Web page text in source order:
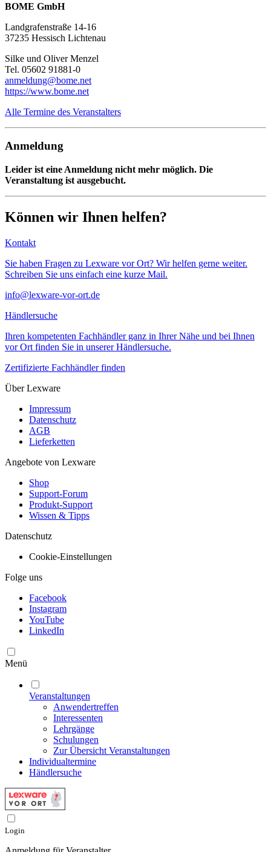
BOME GmbH
Landgrafenstraße 14-16
37235 Hessisch Lichtenau
Silke und Oliver Menzel
Tel. 05602 91881-0
anmeldung@bome.net
https://www.bome.net
Alle Termine des Veranstalters
Anmeldung
Leider ist eine Anmeldung nicht mehr möglich. Die
Veranstaltung ist ausgebucht.
Können wir Ihnen helfen?
Kontakt
Sie haben Fragen zu Lexware vor Ort? Wir helfen gerne weiter.
Schreiben Sie uns einfach eine kurze Mail.
info@lexware-vor-ort.de
Händlersuche
Ihren kompetenten Fachhändler ganz in Ihrer Nähe und bei Ihnen
vor Ort finden Sie in unserer Händlersuche.
Zertifizierte Fachhändler finden
Über Lexware
Impressum
Datenschutz
AGB
Lieferketten
Angebote von Lexware
Shop
Support-Forum
Produkt-Support
Wissen & Tipps
Datenschutz
Cookie-Einstellungen
Folge uns
Facebook
Instagram
YouTube
LinkedIn
Menü
Veranstaltungen
Anwendertreffen
Interessenten
Lehrgänge
Schulungen
Zur Übersicht Veranstaltungen
Individualtermine
Händlersuche
Login